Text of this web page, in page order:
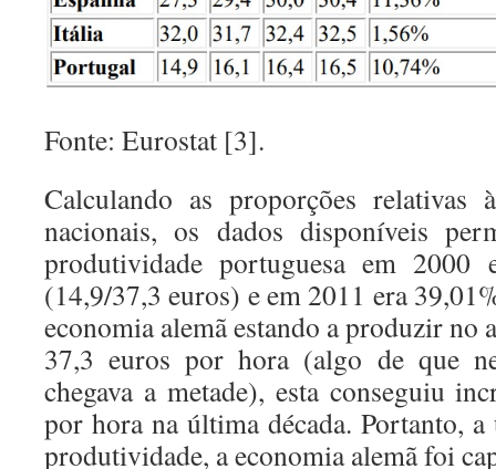
Fonte: Eurostat [3].
Calculando as proporções relativas
nacionais, os dados disponíveis
produtividade portuguesa em 2000
(14,9/37,3 euros) e em 2011 era
economia alemã estando a produzir no
37,3 euros por hora (algo de que
chegava a metade), esta conseguiu
por hora na última década. Portanto,
produtividade, a economia alemã foi